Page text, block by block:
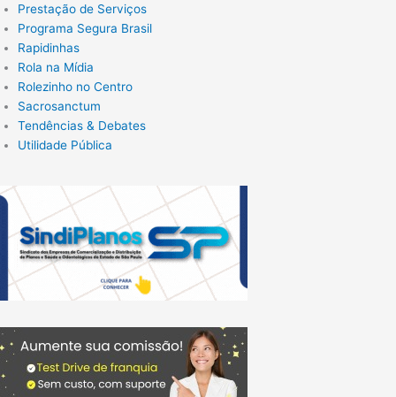
Prestação de Serviços
Programa Segura Brasil
Rapidinhas
Rola na Mídia
Rolezinho no Centro
Sacrosanctum
Tendências & Debates
Utilidade Pública